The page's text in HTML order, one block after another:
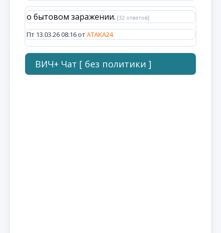
о бытовом заражении. [32 ответов]
Пт 13.03.26 08:16 отATAKA24
ВИЧ+ Чат [ без политики ]